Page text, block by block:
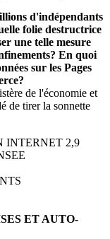
d'indépendants
folie destructrice
une telle mesure
En quoi
sur les Pages
de l'économie et
de tirer la sonnette
INTERNET 2,9
ET AUTO-